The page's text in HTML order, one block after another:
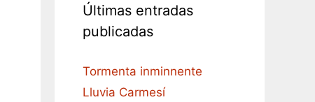
Últimas entradas
publicadas
Tormenta inminnente
Lluvia Carmesí